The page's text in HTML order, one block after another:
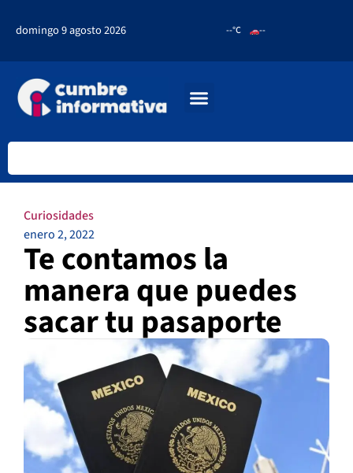
domingo 9 agosto 2026 --°C --
Curiosidades
enero 2, 2022
Te contamos la
manera que puedes
sacar tu pasaporte